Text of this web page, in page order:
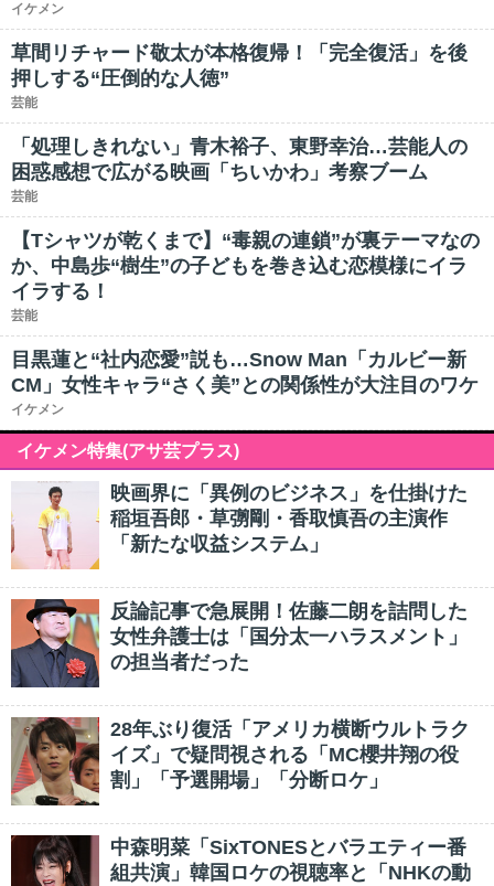
イケメン
草間リチャード敬太が本格復帰！「完全復活」を後
押しする“圧倒的な人徳”
芸能
「処理しきれない」青木裕子、東野幸治…芸能人の
困惑感想で広がる映画「ちいかわ」考察ブーム
芸能
【Tシャツが乾くまで】“毒親の連鎖”が裏テーマなの
か、中島歩“樹生”の子どもを巻き込む恋模様にイラ
イラする！
芸能
目黒蓮と“社内恋愛”説も…Snow Man「カルビー新
CM」女性キャラ“さく美”との関係性が大注目のワケ
イケメン
イケメン特集(アサ芸プラス)
映画界に「異例のビジネス」を仕掛けた
稲垣吾郎・草彅剛・香取慎吾の主演作
「新たな収益システム」
反論記事で急展開！佐藤二朗を詰問した
女性弁護士は「国分太一ハラスメント」
の担当者だった
28年ぶり復活「アメリカ横断ウルトラク
イズ」で疑問視される「MC櫻井翔の役
割」「予選開場」「分断ロケ」
中森明菜「SixTONESとバラエティー番
組共演」韓国ロケの視聴率と「NHKの動